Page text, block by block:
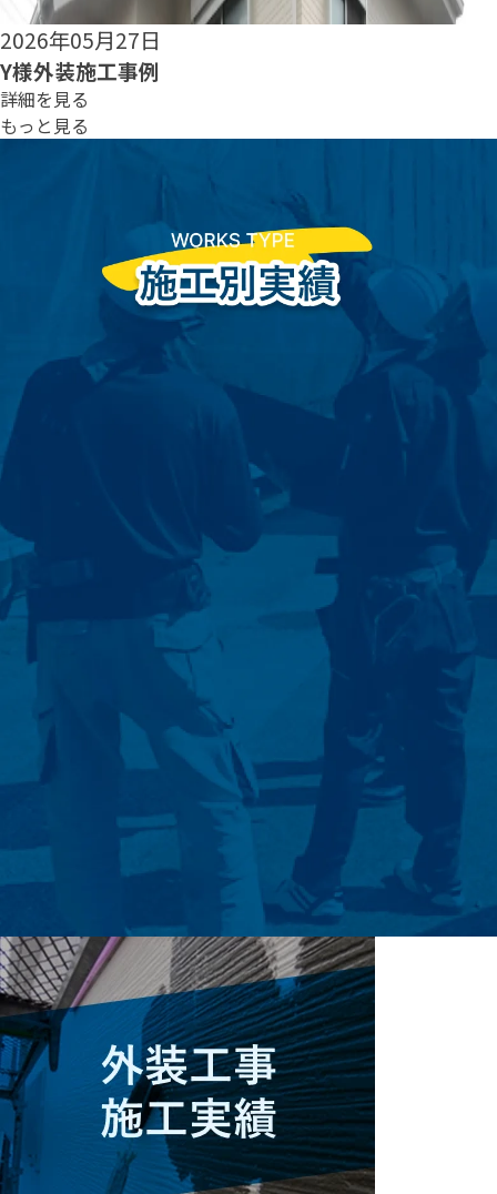
2026年05月25日
S様外装施工事例
詳細を見る
もっと見る